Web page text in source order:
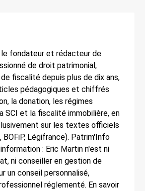
fondateur et rédacteur de
de droit patrimonial,
fiscalité depuis plus de dix ans,
pédagogiques et chiffrés
la donation, les régimes
SCI et la fiscalité immobilière, en
sur les textes officiels
BOFiP, Légifrance). Patrim'Info
: Eric Martin n'est ni
ni conseiller en gestion de
un conseil personnalisé,
réglementé. En savoir